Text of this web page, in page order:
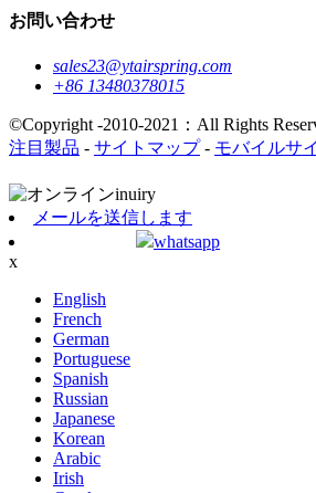
お問い合わせ
sales23@ytairspring.com
+86 13480378015
©Copyright -2010-2021：All Rights
注目製品 - サイトマップ- モバイルサ
メールを送信します
whatsapp
x
English
French
German
Portuguese
Spanish
Russian
Japanese
Korean
Arabic
Irish